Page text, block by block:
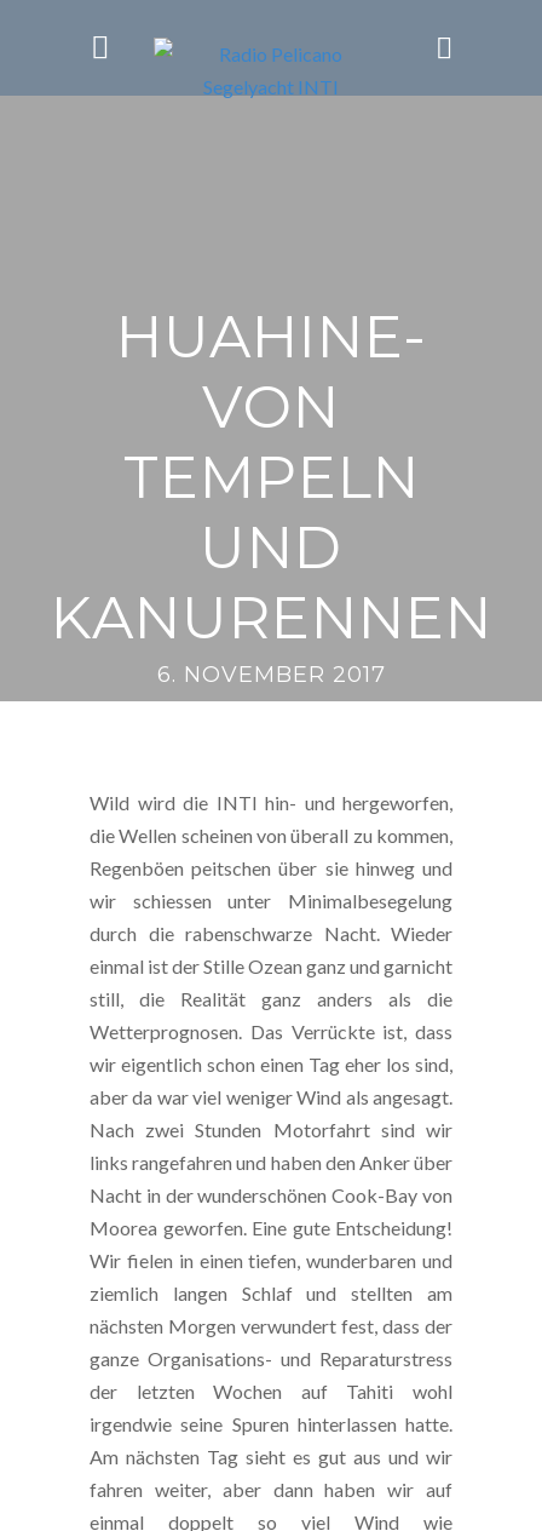
HUAHINE-
VON
TEMPELN
UND
KANURENNEN
6. NOVEMBER 2017
Wild wird die INTI hin- und hergeworfen,
die Wellen scheinen von überall zu kommen,
Regenböen peitschen über sie hinweg und
wir schiessen unter Minimalbesegelung
durch die rabenschwarze Nacht. Wieder
einmal ist der Stille Ozean ganz und garnicht
still, die Realität ganz anders als die
Wetterprognosen. Das Verrückte ist, dass
wir eigentlich schon einen Tag eher los sind,
aber da war viel weniger Wind als angesagt.
Nach zwei Stunden Motorfahrt sind wir
links rangefahren und haben den Anker über
Nacht in der wunderschönen Cook-Bay von
Moorea geworfen. Eine gute Entscheidung!
Wir fielen in einen tiefen, wunderbaren und
ziemlich langen Schlaf und stellten am
nächsten Morgen verwundert fest, dass der
ganze Organisations- und Reparaturstress
der letzten Wochen auf Tahiti wohl
irgendwie seine Spuren hinterlassen hatte.
Am nächsten Tag sieht es gut aus und wir
fahren weiter, aber dann haben wir auf
einmal doppelt so viel Wind wie